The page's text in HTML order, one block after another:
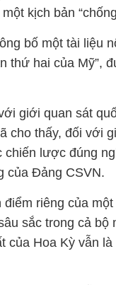
kịch bản
bố một tài liệu
thứ hai của Mỹ”,
giới quan sát
cho thấy, đối với
chiến lược đúng
của Đảng CSVN.
riêng của
sắc trong cả bộ
của Hoa Kỳ vẫn